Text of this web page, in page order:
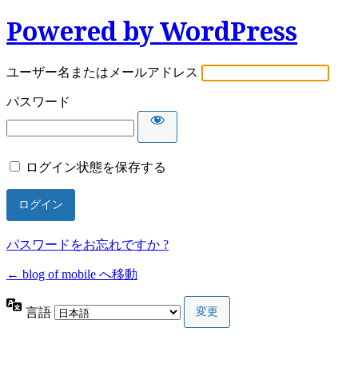
Powered by WordPress
ユーザー名またはメールアドレス
パスワード
ログイン状態を保存する
パスワードをお忘れですか ?
← blog of mobile へ移動
言語